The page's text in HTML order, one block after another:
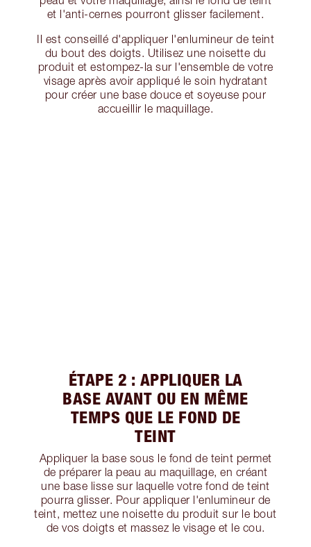
et l'anti-cernes pourront glisser facilement.
Il est conseillé d'appliquer l'enlumineur de teint
du bout des doigts. Utilisez une noisette du
produit et estompez-la sur l'ensemble de votre
visage après avoir appliqué le soin hydratant
pour créer une base douce et soyeuse pour
accueillir le maquillage.
ÉTAPE 2 : APPLIQUER LA
BASE AVANT OU EN MÊME
TEMPS QUE LE FOND DE
TEINT
Appliquer la base sous le fond de teint permet
de préparer la peau au maquillage, en créant
une base lisse sur laquelle votre fond de teint
pourra glisser. Pour appliquer l'enlumineur de
teint, mettez une noisette du produit sur le bout
de vos doigts et massez le visage et le cou.